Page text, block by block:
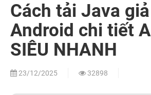
Cách tải Java
Android chi tiết
SIÊU NHANH
23/12/2025 32898